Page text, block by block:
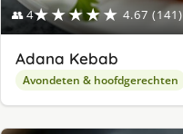
👥 4★★★★★ 4.67 (141)
Adana Kebab
Avondeten & hoofdgerechten